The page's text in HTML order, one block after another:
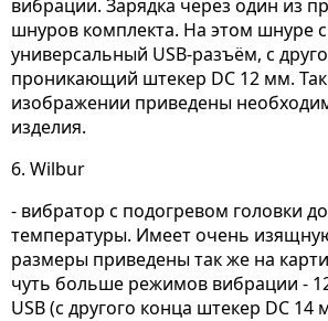
вибрации. Зарядка через один из
шнуров комплекта. На этом шнуре
универсальный USB-разъём, с
проникающий штекер DC 12 мм.
изображении приведены
изделия.
6. Wilbur
- вибратор с подогревом головки
температуры. Имеет очень
размеры приведены так же на
чуть больше режимов вибрации -
USB (с другого конца штекер DC 14